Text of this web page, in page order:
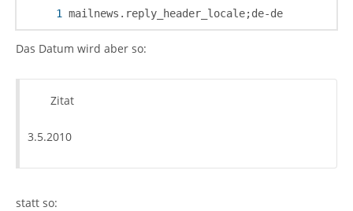
mailnews.reply_header_locale;de-de
Das Datum wird aber so:
Zitat
3.5.2010
statt so: